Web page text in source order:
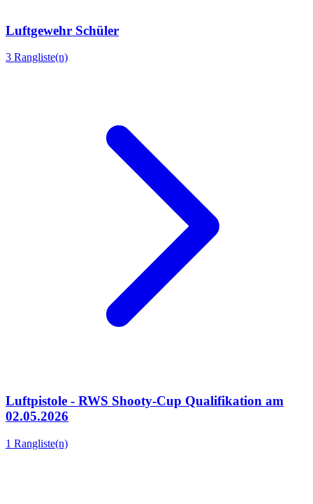
Luftgewehr Schüler
3 Rangliste(n)
Luftpistole - RWS Shooty-Cup Qualifikation am
02.05.2026
1 Rangliste(n)